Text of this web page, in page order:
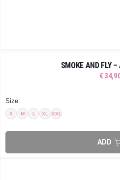
SMOKE AND FLY –
€
Size:
S M L XL XXL